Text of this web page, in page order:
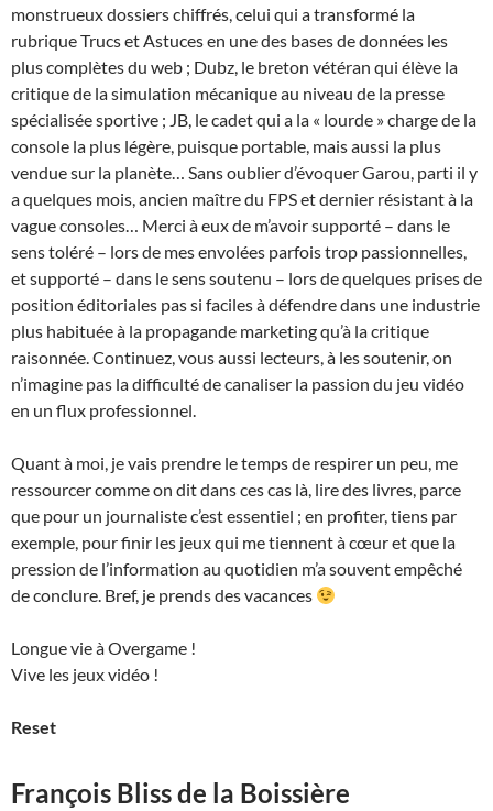
monstrueux dossiers chiffrés, celui qui a transformé la
rubrique Trucs et Astuces en une des bases de données les
plus complètes du web ; Dubz, le breton vétéran qui élève la
critique de la simulation mécanique au niveau de la presse
spécialisée sportive ; JB, le cadet qui a la « lourde » charge de la
console la plus légère, puisque portable, mais aussi la plus
vendue sur la planète… Sans oublier d’évoquer Garou, parti il y
a quelques mois, ancien maître du FPS et dernier résistant à la
vague consoles… Merci à eux de m’avoir supporté – dans le
sens toléré – lors de mes envolées parfois trop passionnelles,
et supporté – dans le sens soutenu – lors de quelques prises de
position éditoriales pas si faciles à défendre dans une industrie
plus habituée à la propagande marketing qu’à la critique
raisonnée. Continuez, vous aussi lecteurs, à les soutenir, on
n’imagine pas la difficulté de canaliser la passion du jeu vidéo
en un flux professionnel.
Quant à moi, je vais prendre le temps de respirer un peu, me
ressourcer comme on dit dans ces cas là, lire des livres, parce
que pour un journaliste c’est essentiel ; en profiter, tiens par
exemple, pour finir les jeux qui me tiennent à cœur et que la
pression de l’information au quotidien m’a souvent empêché
de conclure. Bref, je prends des vacances
Longue vie à Overgame !
Vive les jeux vidéo !
Reset
François Bliss de la Boissière